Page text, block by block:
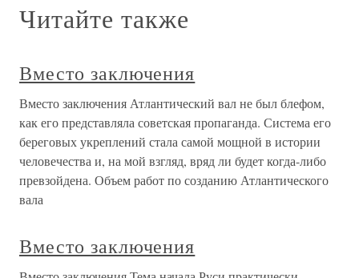
Читайте также
Вместо заключения
Вместо заключения Атлантический вал не был блефом,
как его представляла советская пропаганда. Система его
береговых укреплений стала самой мощной в истории
человечества и, на мой взгляд, вряд ли будет когда-либо
превзойдена. Объем работ по созданию Атлантического
вала
Вместо заключения